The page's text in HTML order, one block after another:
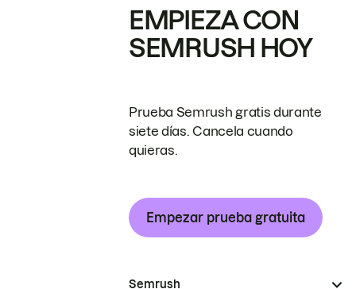
EMPIEZA CON
SEMRUSH HOY
Prueba Semrush gratis durante
siete días. Cancela cuando
quieras.
Empezar prueba gratuita
Semrush